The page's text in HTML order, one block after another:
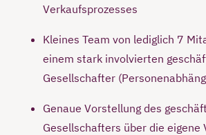
Verkaufsprozesses
Kleines Team von lediglich 7
einem stark involvierten
Gesellschafter
Genaue Vorstellung des
Gesellschafters über die eigene